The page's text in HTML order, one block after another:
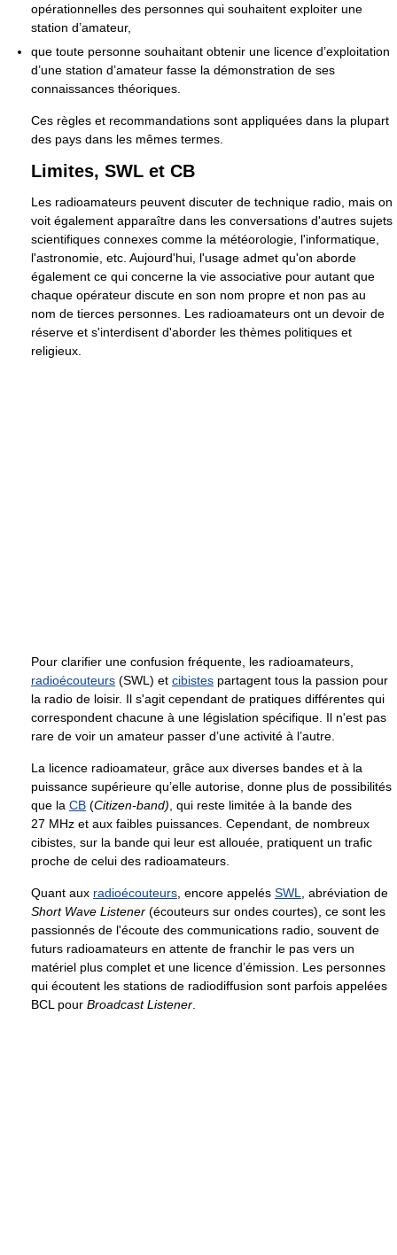
opérationnelles des personnes qui souhaitent exploiter une
station d’amateur,
que toute personne souhaitant obtenir une licence d’exploitation
d’une station d’amateur fasse la démonstration de ses
connaissances théoriques.
Ces règles et recommandations sont appliquées dans la plupart
des pays dans les mêmes termes.
Limites, SWL et CB
Les radioamateurs peuvent discuter de technique radio, mais on
voit également apparaître dans les conversations d'autres sujets
scientifiques connexes comme la météorologie, l'informatique,
l'astronomie, etc. Aujourd'hui, l'usage admet qu'on aborde
également ce qui concerne la vie associative pour autant que
chaque opérateur discute en son nom propre et non pas au
nom de tierces personnes. Les radioamateurs ont un devoir de
réserve et s'interdisent d'aborder les thèmes politiques et
religieux.
Pour clarifier une confusion fréquente, les radioamateurs,
radioécouteurs (SWL) et cibistes partagent tous la passion pour
la radio de loisir. Il s'agit cependant de pratiques différentes qui
correspondent chacune à une législation spécifique. Il n'est pas
rare de voir un amateur passer d’une activité à l’autre.
La licence radioamateur, grâce aux diverses bandes et à la
puissance supérieure qu’elle autorise, donne plus de possibilités
que la CB (Citizen-band) , qui reste limitée à la bande des
27 MHz et aux faibles puissances. Cependant, de nombreux
cibistes, sur la bande qui leur est allouée, pratiquent un trafic
proche de celui des radioamateurs.
Quant aux radioécouteurs , encore appelés SWL
, abréviation de
Short Wave Listener (écouteurs sur ondes courtes), ce sont les
passionnés de l'écoute des communications radio, souvent de
futurs radioamateurs en attente de franchir le pas vers un
matériel plus complet et une licence d’émission. Les personnes
qui écoutent les stations de radiodiffusion sont parfois appelées
BCL pour Broadcast Listener